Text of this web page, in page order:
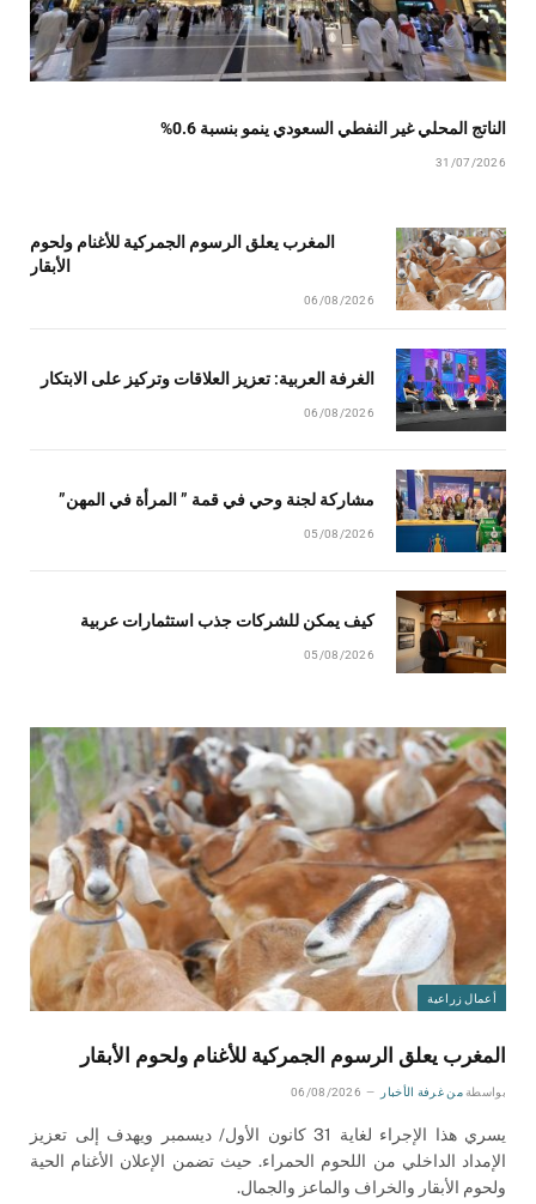
الناتج المحلي غير النفطي السعودي ينمو بنسبة 0.6%
31/07/2026
المغرب يعلق الرسوم الجمركية للأغنام ولحوم
الأبقار
06/08/2026
الغرفة العربية: تعزيز العلاقات وتركيز على الابتكار
06/08/2026
مشاركة لجنة وحي في قمة ” المرأة في المهن”
05/08/2026
كيف يمكن للشركات جذب استثمارات عربية
05/08/2026
أعمال زراعية
المغرب يعلق الرسوم الجمركية للأغنام ولحوم الأبقار
بواسطة من غرفة الأخبار 06/08/2026
يسري هذا الإجراء لغاية 31 كانون الأول/ ديسمبر ويهدف إلى تعزيز
الإمداد الداخلي من اللحوم الحمراء. حيث تضمن الإعلان الأغنام الحية
ولحوم الأبقار والخراف والماعز والجمال.